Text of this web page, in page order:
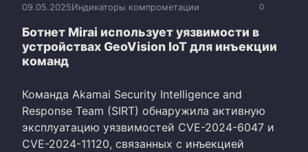
0
09.05.2025Индикаторы компрометации
Ботнет Mirai использует уязвимости в
устройствах GeoVision IoT для инъекции
команд
Команда Akamai Security Intelligence and
Response Team (SIRT) обнаружила активную
эксплуатацию уязвимостей CVE-2024-6047 и
CVE-2024-11120, связанных с инъекцией